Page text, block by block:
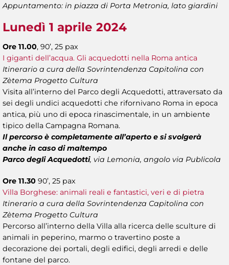
Appuntamento: in piazza di Porta Metronia, lato giardini
Lunedì 1 aprile 2024
Ore 11.00, 90’, 25 pax
I giganti dell’acqua. Gli acquedotti nella Roma antica
Itinerario a cura della Sovrintendenza Capitolina con
Zètema Progetto Cultura
Visita all’interno del Parco degli Acquedotti, attraversato da
sei degli undici acquedotti che rifornivano Roma in epoca
antica, più uno di epoca rinascimentale, in un ambiente
tipico della Campagna Romana.
Il percorso è completamente all’aperto e si svolgerà
anche in caso di maltempo
Parco degli Acquedotti, via Lemonia, angolo via Publicola
Ore 11.30 90’, 25 pax
Villa Borghese: animali reali e fantastici, veri e di pietra
Itinerario a cura della Sovrintendenza Capitolina con
Zètema Progetto Cultura
Percorso all’interno della Villa alla ricerca delle sculture di
animali in peperino, marmo o travertino poste a
decorazione dei portali, degli edifici, degli arredi e delle
fontane del parco.